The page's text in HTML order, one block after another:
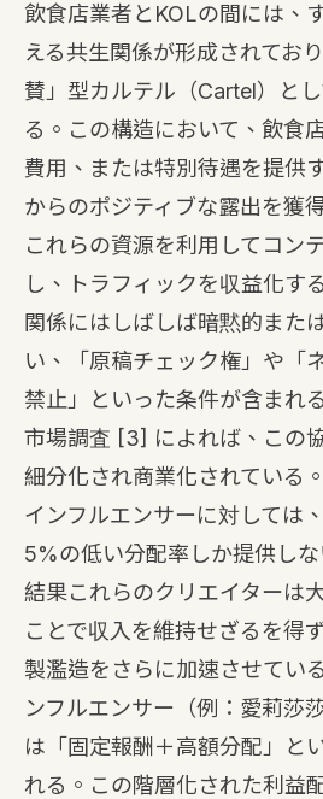
飲食店業者とKOLの間には、
える共生関係が形成されてお
賛」型カルテル（Cartel）と
る。この構造において、飲食
費用、または特別待遇を提供
からのポジティブな露出を獲
これらの資源を利用してコン
し、トラフィックを収益化す
関係にはしばしば暗黙的また
い、「原稿チェック権」や「
禁止」といった条件が含まれ
市場調査 [3] によれば、この
細分化され商業化されている
インフルエンサーに対しては
5%の低い分配率しか提供し
結果これらのクリエイターは
ことで収入を維持せざるを得
製濫造をさらに加速させてい
ンフルエンサー（例：愛莉莎
は「固定報酬＋高額分配」と
れる。この階層化された利益